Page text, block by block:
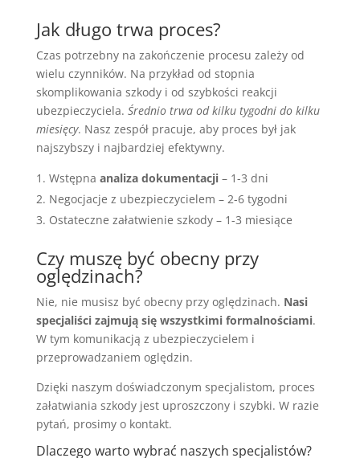
Jak długo trwa proces?
Czas potrzebny na zakończenie procesu zależy od
wielu czynników. Na przykład od stopnia
skomplikowania szkody i od szybkości reakcji
ubezpieczyciela. Średnio trwa od kilku tygodni do kilku
miesięcy. Nasz zespół pracuje, aby proces był jak
najszybszy i najbardziej efektywny.
Wstępna analiza dokumentacji– 1-3 dni
Negocjacje z ubezpieczycielem – 2-6 tygodni
Ostateczne załatwienie szkody – 1-3 miesiące
Czy muszę być obecny przy
oględzinach?
Nie, nie musisz być obecny przy oględzinach. Nasi
specjaliści zajmują się wszystkimi formalnościami.
W tym komunikacją z ubezpieczycielem i
przeprowadzaniem oględzin.
Dzięki naszym doświadczonym specjalistom, proces
załatwiania szkody jest uproszczony i szybki. W razie
pytań, prosimy o kontakt.
Dlaczego warto wybrać naszych specjalistów?